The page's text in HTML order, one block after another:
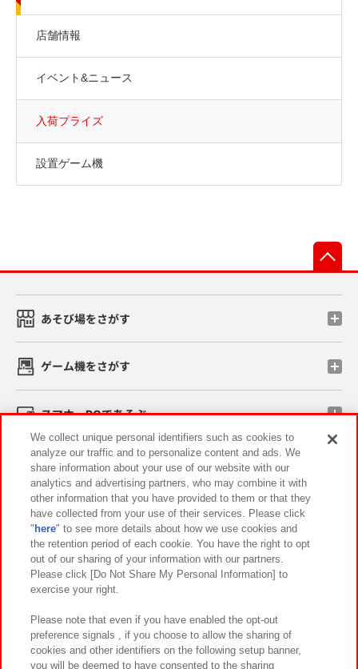
店舗情報
イベント&ニュース
入荷プライズ
設置ゲーム機
あそび場をさがす
ゲーム機をさがす
スマホ・PCであそぶ
イベント・キャンペーン
関連会社 サステナビリティ サイトポリシー
プライバシーポリシー ウェブアクセシビリティ方針と検証結果
お取引先さまとともに
カスタマーハラスメント対応方針 よくあるご質問・お問い合わせ
We collect unique personal identifiers such as cookies to
analyze our traffic and to personalize content and ads. We
share information about your use of our website with our
analytics and advertising partners, who may combine it with
other information that you have provided to them or that they
have collected from your use of their services. Please click
" here" to see more details about how we use cookies and
the retention period of each cookie. You have the right to opt
out of our sharing of your information with our partners.
Please click [Do Not Share My Personal Information] to
exercise your right.
Please note that even if you have enabled the opt-out
preference signals , if you choose to allow the sharing of
cookies and other identifiers on the following setup banner,
you will be deemed to have consented to the sharing